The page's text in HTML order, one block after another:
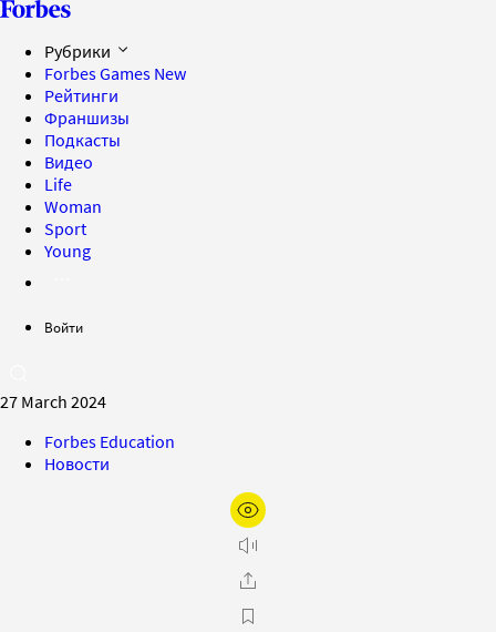
Рубрики
Forbes Games New
Рейтинги
Франшизы
Подкасты
Видео
Life
Woman
Sport
Young
Войти
27 March 2024
Forbes Education
Новости